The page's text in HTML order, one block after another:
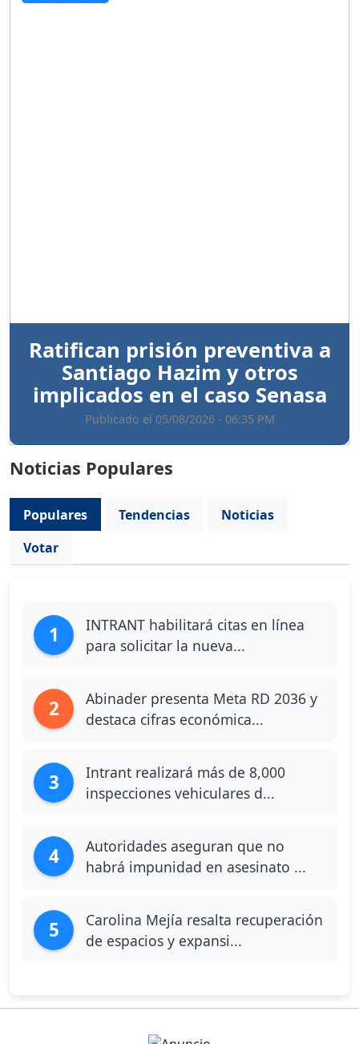
Ratifican prisión preventiva a
Santiago Hazim y otros
implicados en el caso Senasa
Publicado el 05/08/2026 - 06:35 PM
Noticias Populares
Populares Tendencias
Noticias
Votar
1
INTRANT habilitará citas en línea
para solicitar la nueva...
2
Abinader presenta Meta RD 2036 y
destaca cifras económica...
3
Intrant realizará más de 8,000
inspecciones vehiculares d...
4
Autoridades aseguran que no
habrá impunidad en asesinato ...
5
Carolina Mejía resalta recuperación
de espacios y expansi...